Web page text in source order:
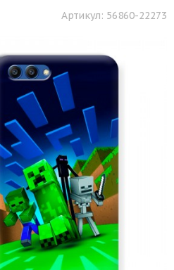
Артикул: 56860-22273